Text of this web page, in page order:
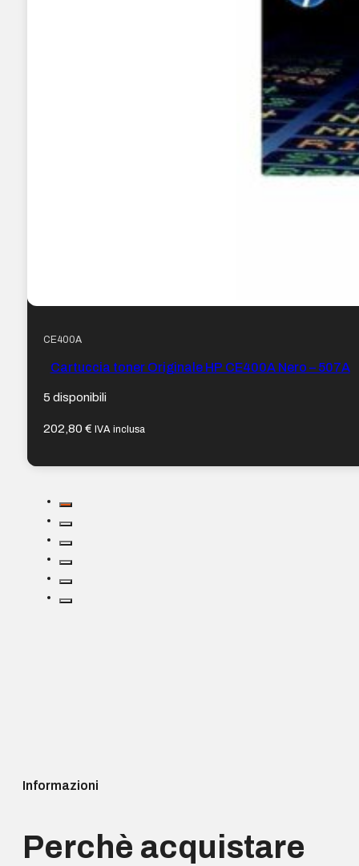
CE400A
Cartuccia toner Originale HP CE400A Nero – 507A
5 disponibili
202,80€ IVA inclusa
Informazioni
Perchè acquistare